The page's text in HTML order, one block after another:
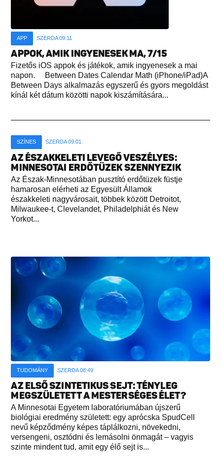
APP SZERDA 09:11
APPOK, AMIK INGYENESEK MA, 7/15
Fizetős iOS appok és játékok, amik ingyenesek a mai
napon. Between Dates Calendar Math (iPhone/iPad)A
Between Days alkalmazás egyszerű és gyors megoldást
kínál két dátum közötti napok kiszámítására...
SZÍNES SZERDA 09:01
AZ ÉSZAKKELETI LEVEGŐ VESZÉLYES:
MINNESOTAI ERDŐTÜZEK SZENNYEZIK
Az Észak-Minnesotában pusztító erdőtüzek füstje
hamarosan elérheti az Egyesült Államok
északkeleti nagyvárosait, többek között Detroitot,
Milwaukee-t, Clevelandet, Philadelphiát és New
Yorkot...
TUDOMÁNY SZERDA 08:49
AZ ELSŐ SZINTETIKUS SEJT: TÉNYLEG
MEGSZÜLETETT A MESTERSÉGES ÉLET?
A Minnesotai Egyetem laboratóriumában újszerű
biológiai eredmény született: egy aprócska SpudCell
nevű képződmény képes táplálkozni, növekedni,
versengeni, osztódni és lemásolni önmagát – vagyis
szinte mindent tud, amit egy élő sejt is...